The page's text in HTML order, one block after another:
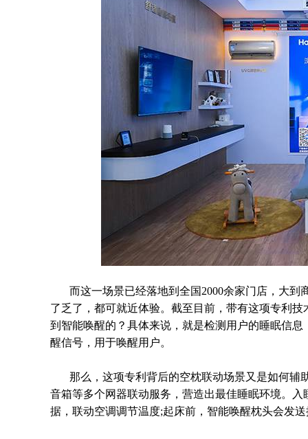
而这一场景已经落地到全国2000余家门店，大
了乏了，都可就近体验。截至目前，带有这项专利
到智能唤醒的？具体来说，就是检测用户的睡眠信
醒信号，用于唤醒用户。
那么，这项专利背后的空枕联动场景又是如何
音箱等多个网器联动服务，营造出最佳睡眠环境。
据，联动空调调节温度;起床前，智能唤醒枕头会发